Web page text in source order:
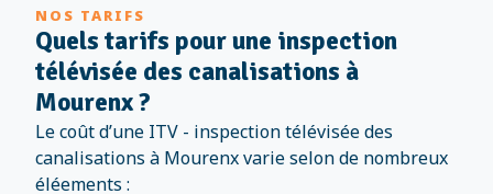
NOS TARIFS
Quels tarifs pour une inspection
télévisée des canalisations à
Mourenx ?
Le coût d’une ITV - inspection télévisée des
canalisations à Mourenx varie selon de nombreux
éléements :